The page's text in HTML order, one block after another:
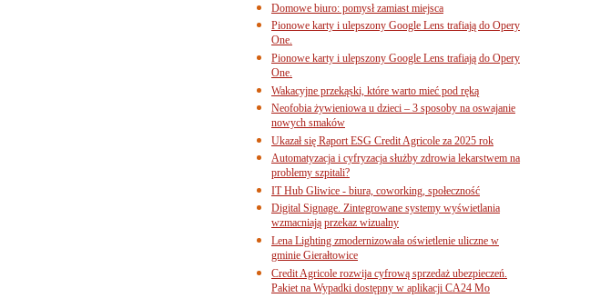
Domowe biuro: pomysł zamiast miejsca
Pionowe karty i ulepszony Google Lens trafiają do Opery
One.
Pionowe karty i ulepszony Google Lens trafiają do Opery
One.
Wakacyjne przekąski, które warto mieć pod ręką
Neofobia żywieniowa u dzieci – 3 sposoby na oswajanie
nowych smaków
Ukazał się Raport ESG Credit Agricole za 2025 rok
Automatyzacja i cyfryzacja służby zdrowia lekarstwem na
problemy szpitali?
IT Hub Gliwice - biura, coworking, społeczność
Digital Signage. Zintegrowane systemy wyświetlania
wzmacniają przekaz wizualny
Lena Lighting zmodernizowała oświetlenie uliczne w
gminie Gierałtowice
Credit Agricole rozwija cyfrową sprzedaż ubezpieczeń.
Pakiet na Wypadki dostępny w aplikacji CA24 Mo